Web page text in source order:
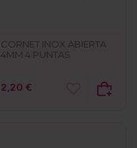
CORNET INOX ABIERTA
4MM 4 PUNTAS
2,20 €